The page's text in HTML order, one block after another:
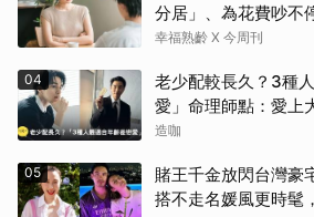
分居」、為花費吵不
自己：還要忍3年？
幸福熟齡 X 今周刊
04
老少配較長久？3種
愛」命理師點：愛上
造咖
05
賭王千金放閃台灣豪
搭不走名媛風更時髦